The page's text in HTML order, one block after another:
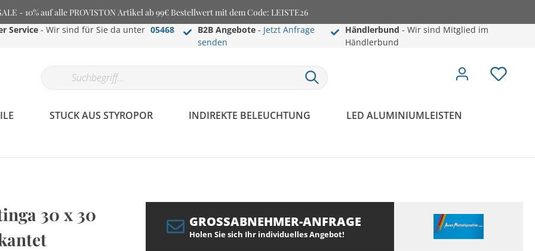
- 10% auf alle PROVISTON Artikel ab 99€ Bestellwert mit dem Code: LEISTE26
Service - Wir sind für Sie da unter 05468
B2B Angebote- Jetzt Anfrage
senden
Händlerbund - Wir sind Mitglied im
Händlerbund
STUCK AUS STYROPOR INDIREKTE BELEUCHTUNG LED ALUMINIUMLEISTEN
30 x 30
GROSSABNEHMER-ANFRAGE
Holen Sie sich Ihr individuelles Angebot!